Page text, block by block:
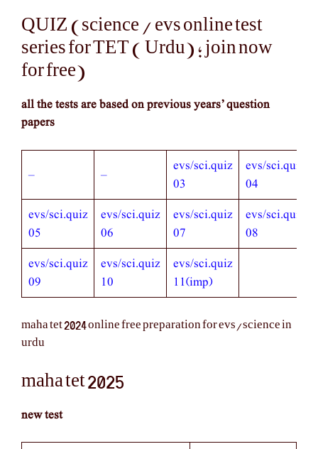
QUIZ (science / evs online test
series for TET ( Urdu) ; join now
for free)
all the tests are based on previous years’ question
papers
– –
evs/sci.quiz
03
evs/sci.quiz
04
evs/sci.quiz
05
evs/sci.quiz
06
evs/sci.quiz
07
evs/sci.quiz
08
evs/sci.quiz
09
evs/sci.quiz
10
evs/sci.quiz
11(imp)
maha tet 2024 online free preparation for evs/science in
urdu
maha tet 2025
new test